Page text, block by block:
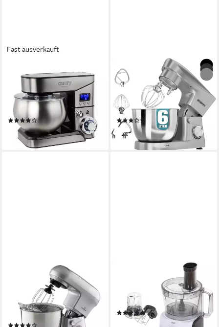
Fast ausverkauft
Küchenmaschine
2000,00 W Leistung
5,00 l Kapazität
Leistungsstufen
(16)
94,90 €
lieferbar - in 2-3 Werktagen bei dir
HEINRICH´S
Küchenmaschine
1500 W
Leistung
6 l Kapazität
10 Leistungsstufen
99,99 €
lieferbar - in 3-4 Werktagen bei dir
Küchenmaschine mit
Kochfunktion
1300 W Leistung
Kapazität
Küchenmaschine, 2000W,
3,5L, 12in1 Multifunktionales
Küchengerät mit LCD-Anzeige
(2)
114,90 €